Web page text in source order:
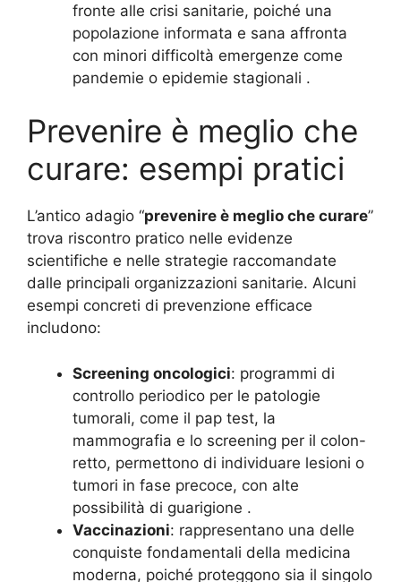
fronte alle crisi sanitarie, poiché una
popolazione informata e sana affronta
con minori difficoltà emergenze come
pandemie o epidemie stagionali .
Prevenire è meglio che
curare: esempi pratici
L’antico adagio “prevenire è meglio che curare”
trova riscontro pratico nelle evidenze
scientifiche e nelle strategie raccomandate
dalle principali organizzazioni sanitarie. Alcuni
esempi concreti di prevenzione efficace
includono:
Screening oncologici: programmi di
controllo periodico per le patologie
tumorali, come il pap test, la
mammografia e lo screening per il colon-
retto, permettono di individuare lesioni o
tumori in fase precoce, con alte
possibilità di guarigione .
Vaccinazioni: rappresentano una delle
conquiste fondamentali della medicina
moderna, poiché proteggono sia il singolo